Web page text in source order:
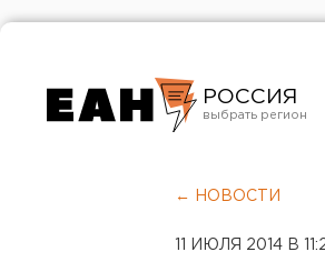
РОССИЯ
Челябинск
← НОВОСТИ
11 ИЮЛЯ 2014 В